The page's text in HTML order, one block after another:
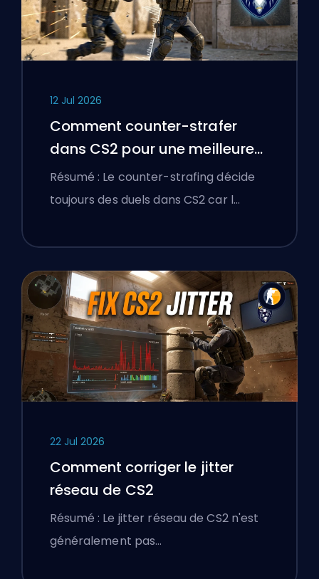
12 Jul 2026
Comment counter-strafer
dans CS2 pour une meilleure
précision
Résumé : Le counter-strafing décide
toujours des duels dans CS2 car l…
22 Jul 2026
Comment corriger le jitter
réseau de CS2
Résumé : Le jitter réseau de CS2 n'est
généralement pas…